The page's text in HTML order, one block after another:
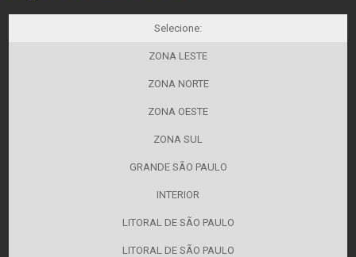
Selecione:
ZONA LESTE
ZONA NORTE
ZONA OESTE
ZONA SUL
GRANDE SÃO PAULO
INTERIOR
LITORAL DE SÃO PAULO
LITORAL DE SÃO PAULO